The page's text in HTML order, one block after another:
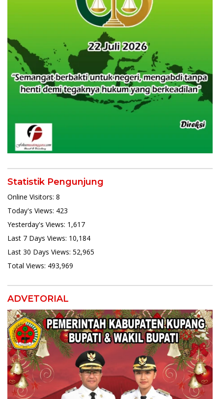
Statistik Pengunjung
Online Visitors: 8
Today's Views: 423
Yesterday's Views: 1,617
Last 7 Days Views: 10,184
Last 30 Days Views: 52,965
Total Views: 493,969
ADVETORIAL